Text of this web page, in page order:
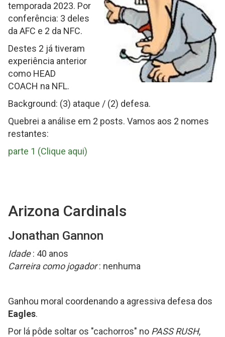
temporada 2023. Por
conferência: 3 deles
da AFC e 2 da NFC.
Destes 2 já tiveram
experiência anterior
como HEAD
COACH na NFL.
Background: (3) ataque / (2) defesa.
Quebrei a análise em 2 posts. Vamos aos 2 nomes
restantes:
parte 1 (Clique aqui)
Arizona Cardinals
Jonathan Gannon
Idade: 40 anos
Carreira como jogador: nenhuma
Ganhou moral coordenando a agressiva defesa dos
Eagles.
Por lá pôde soltar os "cachorros" no PASS RUSH,